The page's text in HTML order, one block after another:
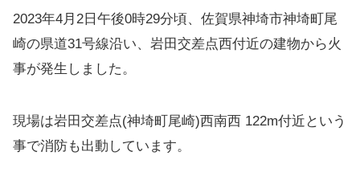
2023年4月2日午後0時29分頃、佐賀県神埼市神埼町尾
崎の県道31号線沿い、岩田交差点西付近の建物から火
事が発生しました。
現場は岩田交差点(神埼町尾崎)西南西 122m付近という
事で消防も出動しています。